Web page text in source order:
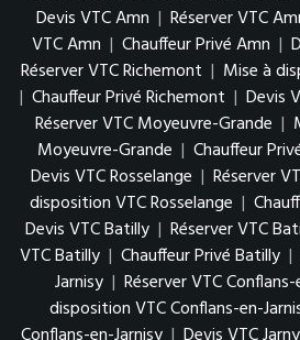
Devis VTC Amn | Réserver VTC
VTC Amn | Chauffeur Privé Amn |
Réserver VTC Richemont | Mise à
| Chauffeur Privé Richemont | Devis
Réserver VTC Moyeuvre-Grande |
Moyeuvre-Grande | Chauffeur
Devis VTC Rosselange | Réserver
disposition VTC Rosselange |
Devis VTC Batilly | Réserver VTC
VTC Batilly | Chauffeur Privé Batilly |
Jarnisy | Réserver VTC
disposition VTC Conflans-en-